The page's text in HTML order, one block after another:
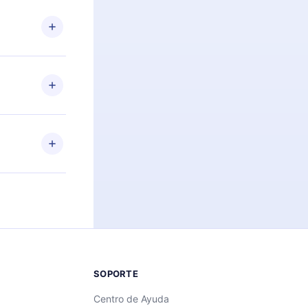
el
de
más de
leer o
iOS,
momento
SOPORTE
Centro de Ayuda